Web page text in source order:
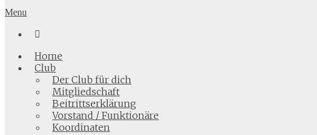
Menu

Home
Club
Der Club für dich
Mitgliedschaft
Beitrittserklärung
Vorstand / Funktionäre
Koordinaten